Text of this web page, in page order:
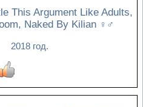
This Argument Like Adults,
Naked By Kilian ♀♂
2018 год.